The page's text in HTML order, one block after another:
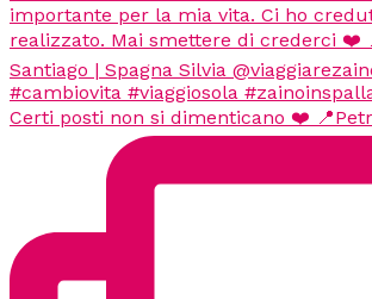
Certi posti non si dimenticano ❤️